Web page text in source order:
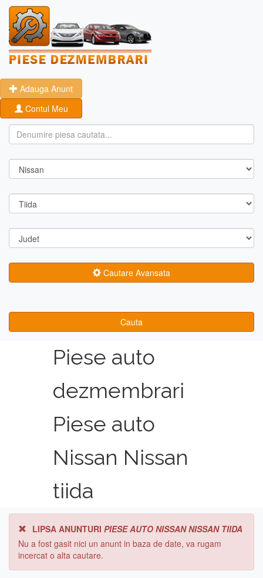
Adauga Anunt
Contul Meu
Cautare Avansata
Cauta
Piese auto
dezmembrari
Piese auto
Nissan Nissan
tiida
LIPSA ANUNTURI PIESE AUTO NISSAN NISSAN TIIDA
Nu a fost gasit nici un anunt in baza de date, va rugam
incercat o alta cautare.